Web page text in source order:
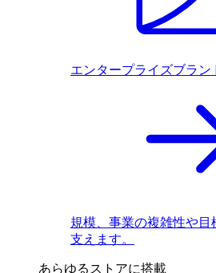
エンタープライズブラン
規模、事業の複雑性や
支えます。
あらゆるストアに搭載